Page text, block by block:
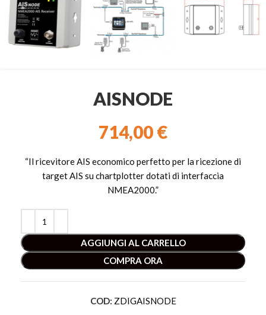
AISNODE
714,00€
“Il ricevitore AIS economico perfetto per la ricezione di
target AIS su chartplotter dotati di interfaccia
NMEA2000.”
AGGIUNGI AL CARRELLO
COMPRA ORA
COD: ZDIGAISNODE